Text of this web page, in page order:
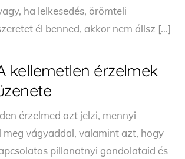
ha lelkesedés, örömteli
él benned, akkor nem állsz […]
kellemetlen érzelmek
érzelmed azt jelzi, mennyi
meg vágyaddal, valamint azt, hogy
pillanatnyi gondolataid és